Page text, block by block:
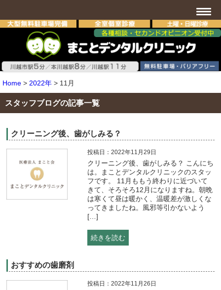
Home > 2022年 > 11月
スタッフブログの記事一覧
クリーニング後、歯がしみる？
投稿日：2022年11月29日
クリーニング後、歯がしみる？ こんにち
は。まことデンタルクリニックのスタッ
フです。 11月ももう終わりに近づいて
きて、そろそろ12月になりますね。朝晩
は寒くて昼は暖かく、温暖差が激しくな
ってきましたね。風邪等引かないよう
[…]
続きを読む
おすすめの歯磨剤
投稿日：2022年11月26日